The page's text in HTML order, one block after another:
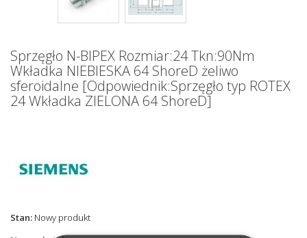
Sprzęgło N-BIPEX Rozmiar:24 Tkn:90Nm
Wkładka NIEBIESKA 64 ShoreD żeliwo
sferoidalne [Odpowiednik:Sprzęgło typ ROTEX
24 Wkładka ZIELONA 64 ShoreD]
Stan: Nowy produkt